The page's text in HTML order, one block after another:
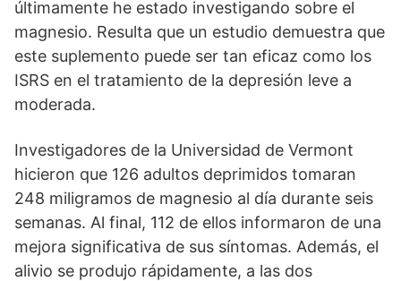
últimamente he estado investigando sobre el
magnesio. Resulta que un estudio demuestra que
este suplemento puede ser tan eficaz como los
ISRS en el tratamiento de la depresión leve a
moderada.
Investigadores de la Universidad de Vermont
hicieron que 126 adultos deprimidos tomaran
248 miligramos de magnesio al día durante seis
semanas. Al final, 112 de ellos informaron de una
mejora significativa de sus síntomas. Además, el
alivio se produjo rápidamente, a las dos